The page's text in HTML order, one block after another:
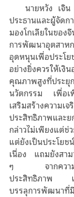
นายหวัง เจิ
ประธานและผู้
มองโกเลียในของ
การพัฒนาอุตสา
อุดหนุนเพื่อประโ
อย่างยิ่งควรให้เ
คุณภาพสูงที่ประยุก
นวัตกรรม เพื่อเพิ่
เสริมสร้างความ
ประสิทธิภาพแล
กล่าวไม่เพียงแต่
แต่ยังเป็นประโยช
เนื่อง แถมยังสาม
ๆ จากความผัน
ประสิทธิภาพ แล
บรรลุการพัฒนาที่